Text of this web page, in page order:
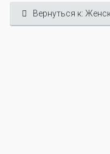
Вернуться к: